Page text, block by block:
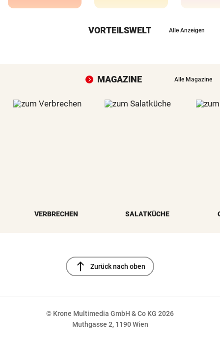
VORTEILSWELT Alle Anzeigen
MAGAZINE Alle Magazine
VERBRECHEN SALATKÜCHE
north Zurück nach oben
© Krone Multimedia GmbH & Co KG 2026
Muthgasse 2, 1190 Wien